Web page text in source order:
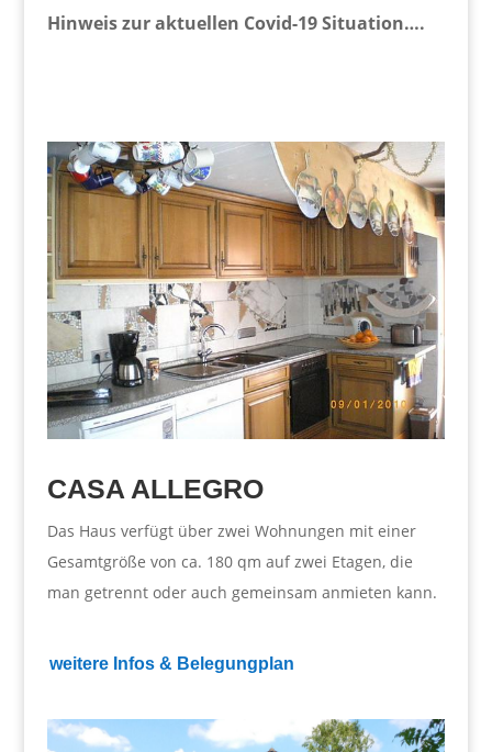
Hinweis zur aktuellen Covid-19 Situation….
CASA ALLEGRO
Das Haus verfügt über zwei Wohnungen mit einer
Gesamtgröße von ca. 180 qm auf zwei Etagen, die
man getrennt oder auch gemeinsam anmieten kann.
weitere Infos & Belegungplan